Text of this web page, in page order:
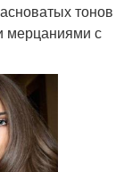
тонов
мерцаниями с